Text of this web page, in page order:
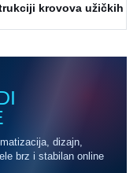
krovova užičkih
dizajn,
brz i stabilan online